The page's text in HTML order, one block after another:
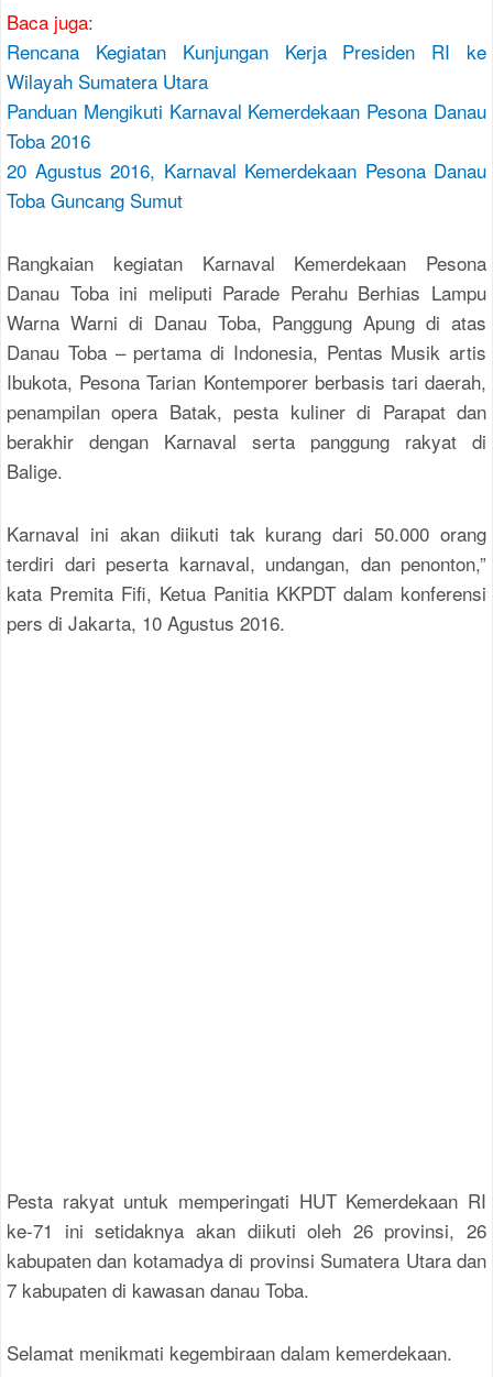
Baca juga:
Rencana Kegiatan Kunjungan Kerja Presiden RI ke
Wilayah Sumatera Utara
Panduan Mengikuti Karnaval Kemerdekaan Pesona Danau
Toba 2016
20 Agustus 2016, Karnaval Kemerdekaan Pesona Danau
Toba Guncang Sumut
Rangkaian kegiatan Karnaval Kemerdekaan Pesona
Danau Toba ini meliputi Parade Perahu Berhias Lampu
Warna Warni di Danau Toba, Panggung Apung di atas
Danau Toba – pertama di Indonesia, Pentas Musik artis
Ibukota, Pesona Tarian Kontemporer berbasis tari daerah,
penampilan opera Batak, pesta kuliner di Parapat dan
berakhir dengan Karnaval serta panggung rakyat di
Balige.
Karnaval ini akan diikuti tak kurang dari 50.000 orang
terdiri dari peserta karnaval, undangan, dan penonton,”
kata Premita Fifi, Ketua Panitia KKPDT dalam konferensi
pers di Jakarta, 10 Agustus 2016.
Pesta rakyat untuk memperingati HUT Kemerdekaan RI
ke-71 ini setidaknya akan diikuti oleh 26 provinsi, 26
kabupaten dan kotamadya di provinsi Sumatera Utara dan
7 kabupaten di kawasan danau Toba.
Selamat menikmati kegembiraan dalam kemerdekaan.